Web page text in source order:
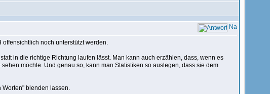
noch unterstützt werden.
in die richtige Richtung laufen lässt. Man kann auch erzählen, dass, wenn es
möchte. Und genau so, kann man Statistiken so auslegen, dass sie dem
blenden lassen.